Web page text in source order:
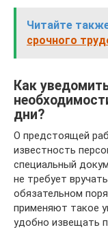
Читайте
срочного
Как
дни?
О предстоящей
известность
специальный
не требует
обязательном
применяют такое
удобно извещать